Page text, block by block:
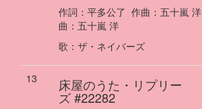
作詞： 平多公了 作曲： 五十嵐 洋
曲： 五十嵐 洋
歌 ： ザ・ネイバーズ
13 床屋のうた・リプリー
ズ#22282